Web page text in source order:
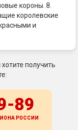
короны. 8.
королевские
и
получить
89
РОССИИ